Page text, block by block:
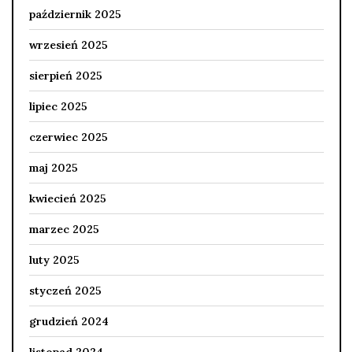
październik 2025
wrzesień 2025
sierpień 2025
lipiec 2025
czerwiec 2025
maj 2025
kwiecień 2025
marzec 2025
luty 2025
styczeń 2025
grudzień 2024